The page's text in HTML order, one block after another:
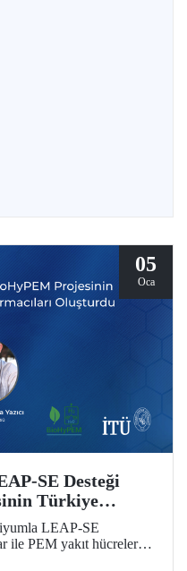
05
Oca
SE Desteği
Türkiye
LEAP-SE
ile PEM yakıt hücreleri